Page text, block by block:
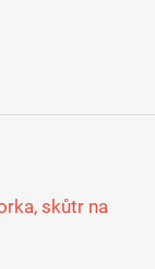
skůtr na